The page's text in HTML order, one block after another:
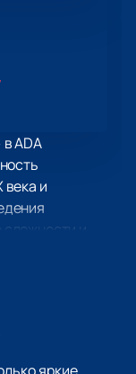
ADA
века и
сложности и
он